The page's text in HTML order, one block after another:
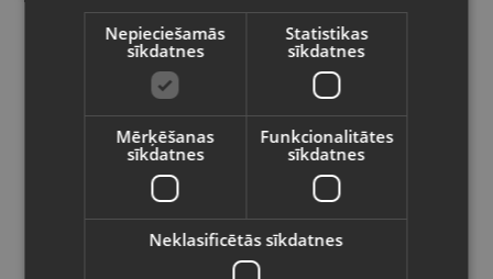
Rīga, Dzirnavu iela 119 - 58
Rīga, Gobas iela 15a
Rīga, Hipokrāta iela 19a
Rīga, Ieriķu iela 3
Rīga, Jelgavas iela 74-10
Rīga, Juglas iela 45
valodā
Valsts
Latviešu / Latvian
Nepieciešamās
sīkdatnes
Statistikas
sīkdatnes
Mērķēšanas
sīkdatnes
Funkcionalitātes
sīkdatnes
Neklasificētās sīkdatnes